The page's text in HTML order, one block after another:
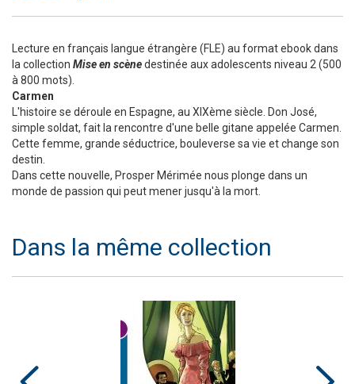
Lecture en français langue étrangère (FLE) au format ebook dans
la collection Mise en scènedestinée aux adolescents niveau 2 (500
à 800 mots).
Carmen
L'histoire se déroule en Espagne, au XIXème siècle. Don José,
simple soldat, fait la rencontre d'une belle gitane appelée Carmen.
Cette femme, grande séductrice, bouleverse sa vie et change son
destin.
Dans cette nouvelle, Prosper Mérimée nous plonge dans un
monde de passion qui peut mener jusqu'à la mort.
Dans la même collection